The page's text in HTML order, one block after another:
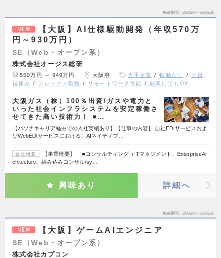
掲載期間 26/08/07～26/08/20
NEW
【大阪】AI仕様駆動開発（年収570万
円～930万円）
SE（Web・オープン系）
株式会社オージス総研
550万円 ～ 949万円 大阪府 大手企業 転勤なし
土日
祝休み
フレックス勤務 リモートワーク可能 副業してもOK
大阪ガス（株）100％出資/ガスや電力と
いった社会インフラシステムを安定稼働さ
せてきた高い技術力！ ■…
【パソナキャリア経由での入社実績あり】【仕事の内容】 自社EDIサービスおよ
びWebEDIサービスにおける、AIネイティブ…
会社概要
【事業概要】 ■コンサルティング（ITマネジメント、EnterpriseAr
chitecture、組み込みコンサル/sy…
興味あり 詳細へ
掲載期間 26/08/07～26/08/20
NEW 【大阪】ゲームAIエンジニア
SE（Web・オープン系）
株式会社カプコン